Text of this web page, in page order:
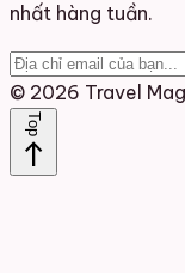
nhất hàng tuần.
© 2026 Travel
Top
north